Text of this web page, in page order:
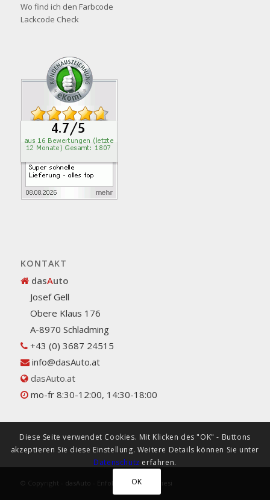
Wo find ich den Farbcode
Lackcode Check
KONTAKT
dasAuto
Josef Gell
Obere Klaus 176
A-8970 Schladming
+43 (0) 3687 24515
info@dasAuto.at
dasAuto.at
mo-fr 8:30-12:00, 14:30-18:00
© Copyright - dasAuto Enfold Theme by Kriesi
Diese Seite verwendet Cookies. Mit Klicken des "OK" - Buttons
akzeptieren Sie diese Einstellung. Weitere Details können Sie unter
Datenschutz erfahren.
OK